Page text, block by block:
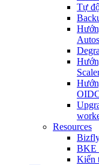
Tự
Resources
BKE
Kiến